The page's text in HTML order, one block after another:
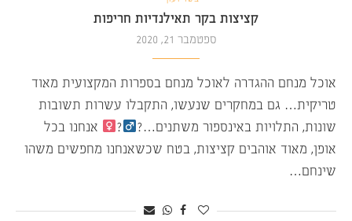
קציצות בקר תאילנדיות חריפות
ספטמבר 21, 2020
אוכל מנחם ההגדרה לאוכל מנחם בספרות המקצועית מאוד
טריקית… גם במחקרים שנעשו, התקבלו עשרות תשובות
שונות, התלויות באינספור משתנים…?‍
?‍
אנחנו בכל
אופן, מאוד אוהבים קציצות, בטח שכשאנחנו מחפשים משהו
שינחם…